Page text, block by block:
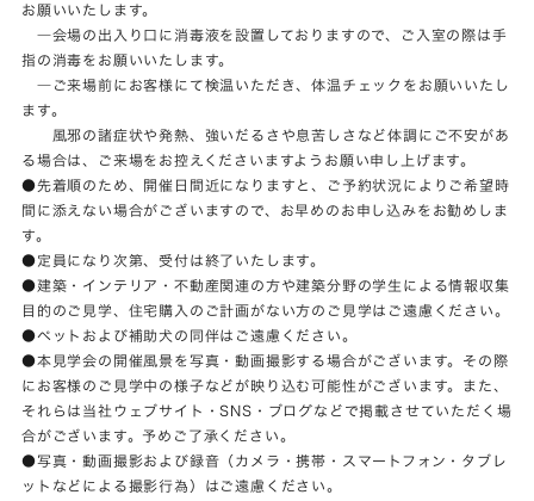
お願いいたします。
―会場の出入り口に消毒液を設置しておりますので、ご入室の際は手
指の消毒をお願いいたします。
―ご来場前にお客様にて検温いただき、体温チェックをお願いいたし
ます。
風邪の諸症状や発熱、強いだるさや息苦しさなど体調にご不安があ
る場合は、ご来場をお控えくださいますようお願い申し上げます。
●先着順のため、開催日間近になりますと、ご予約状況によりご希望時
間に添えない場合がございますので、お早めのお申し込みをお勧めしま
す。
●定員になり次第、受付は終了いたします。
●建築・インテリア・不動産関連の方や建築分野の学生による情報収集
目的のご見学、住宅購入のご計画がない方のご見学はご遠慮ください。
●ペットおよび補助犬の同伴はご遠慮ください。
●本見学会の開催風景を写真・動画撮影する場合がございます。その際
にお客様のご見学中の様子などが映り込む可能性がございます。また、
それらは当社ウェブサイト・SNS・ブログなどで掲載させていただく場
合がございます。予めご了承ください。
●写真・動画撮影および録音（カメラ・携帯・スマートフォン・タブレ
ットなどによる撮影行為）はご遠慮ください。